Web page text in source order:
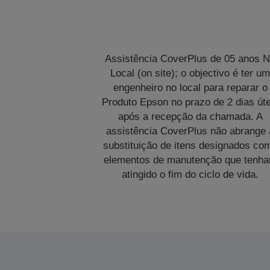
Assistência CoverPlus de 05 anos
Local (on site); o objectivo é ter um
engenheiro no local para reparar o
Produto Epson no prazo de 2 dias
após a recepção da chamada. A
assistência CoverPlus não abrange
substituição de itens designados
elementos de manutenção que
atingido o fim do ciclo de vida.